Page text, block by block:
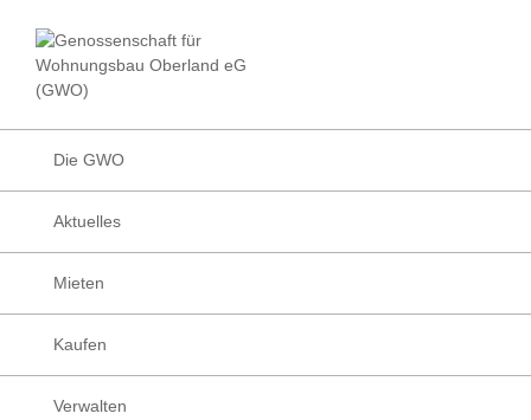
Hauptnavigation
springen
Inhalt
springen
Fußzeile
springen
für
Wohnungsbau
Oberland
eG
(GWO)
Die GWO
Aktuelles
Mieten
Kaufen
Verwalten